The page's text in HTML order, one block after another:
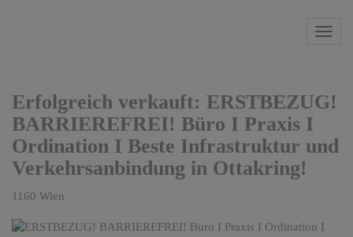
Erfolgreich verkauft: ERSTBEZUG!
BARRIEREFREI! Büro I Praxis I
Ordination I Beste Infrastruktur und
Verkehrsanbindung in Ottakring!
1160 Wien